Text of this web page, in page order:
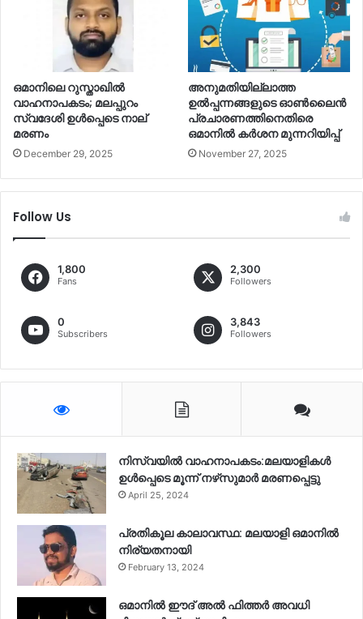
ഒമാനിലെ റുസ്താഖില്‍
വാഹനാപകടം; മലപ്പുറം
സ്വദേശി ഉള്‍പ്പെടെ നാല്
മരണം
December 29, 2025
അനുമതിയില്ലാത്ത
ഉല്‍പ്പന്നങ്ങളുടെ ഓണ്‍ലൈൻ
പ്രചാരണത്തിനെതിരെ
ഒമാനില്‍ കര്‍ശന മുന്നറിയിപ്പ്
November 27, 2025
Follow Us
1,800
Fans
2,300
Followers
0
Subscribers
3,843
Followers
നിസ്‌വയിൽ വാഹനാപകടം:മലയാളികള്‍
ഉള്‍പ്പെടെ മൂന്ന് നഴ്‌സുമാര്‍ മരണപ്പെട്ടു
April 25, 2024
പ്രതികൂല കാലാവസ്ഥ: മലയാളി ഒമാനിൽ
നിര്യതനായി
February 13, 2024
ഒമാനിൽ ഈദ് അൽ ഫിത്തർ അവധി